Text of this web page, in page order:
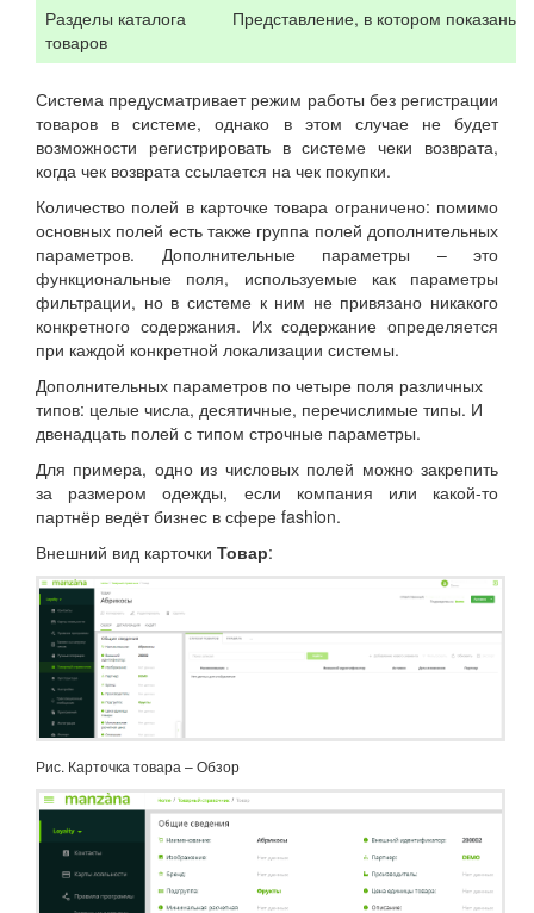
Разделы каталога
товаров
Представление, в котором показаны
Система предусматривает режим работы без регистрации
товаров в системе, однако в этом случае не будет
возможности регистрировать в системе чеки возврата,
когда чек возврата ссылается на чек покупки.
Количество полей в карточке товара ограничено: помимо
основных полей есть также группа полей дополнительных
параметров. Дополнительные параметры – это
функциональные поля, используемые как параметры
фильтрации, но в системе к ним не привязано никакого
конкретного содержания. Их содержание определяется
при каждой конкретной локализации системы.
Дополнительных параметров по четыре поля различных
типов: целые числа, десятичные, перечислимые типы. И
двенадцать полей с типом строчные параметры.
Для примера, одно из числовых полей можно закрепить
за размером одежды, если компания или какой-то
партнёр ведёт бизнес в сфере fashion.
Внешний вид карточки Товар:
Рис. Карточка товара – Обзор